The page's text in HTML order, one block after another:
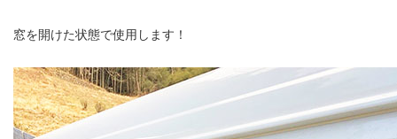
窓を開けた状態で使用します！